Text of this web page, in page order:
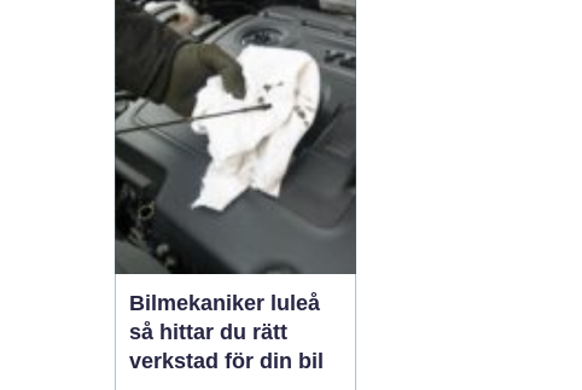
i sverige eftersom den
kombinerar
hantverksskickl...
Bilmekaniker luleå
så hittar du rätt
verkstad för din bil